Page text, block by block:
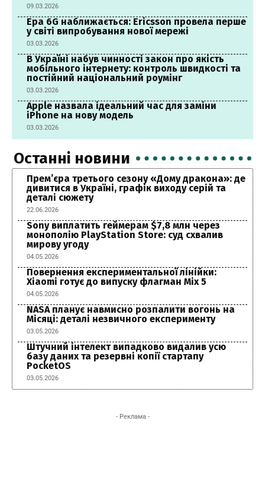
09.03.2026
Ера 6G наближається: Ericsson провела перше
у світі випробування нової мережі
03.03.2026
В Україні набув чинності закон про якість
мобільного інтернету: контроль швидкості та
постійний національний роумінг
03.03.2026
Apple назвала ідеальний час для заміни
iPhone на нову модель
03.03.2026
Останні новини
Прем’єра третього сезону «Дому дракона»: де
дивитися в Україні, графік виходу серій та
деталі сюжету
22.06.2026
Sony виплатить геймерам $7,8 млн через
монополію PlayStation Store: суд схвалив
мирову угоду
04.05.2026
Повернення експериментальної лінійки:
Xiaomi готує до випуску флагман Mix 5
04.05.2026
NASA планує навмисно розпалити вогонь на
Місяці: деталі незвичного експерименту
03.05.2026
Штучний інтелект випадково видалив усю
базу даних та резервні копії стартапу
PocketOS
03.05.2026
- Реклама -